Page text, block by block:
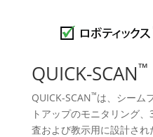
QUICK-SCAN™
QUICK-SCAN™は、シーム
トアップのモニタリング
査および教示用に設計さ